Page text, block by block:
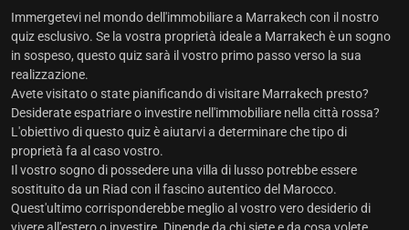
Immergetevi nel mondo dell'immobiliare a Marrakech con il nostro
quiz esclusivo. Se la vostra proprietà ideale a Marrakech è un sogno
in sospeso, questo quiz sarà il vostro primo passo verso la sua
realizzazione.
Avete visitato o state pianificando di visitare Marrakech presto?
Desiderate espatriare o investire nell'immobiliare nella città rossa?
L'obiettivo di questo quiz è aiutarvi a determinare che tipo di
proprietà fa al caso vostro.
Il vostro sogno di possedere una villa di lusso potrebbe essere
sostituito da un Riad con il fascino autentico del Marocco.
Quest'ultimo corrisponderebbe meglio al vostro vero desiderio di